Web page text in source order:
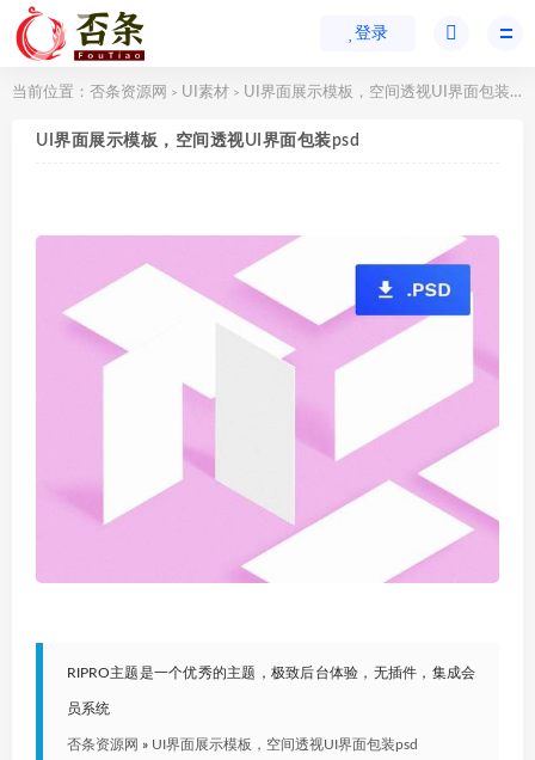
登录
当前位置： 否条资源网 > UI素材 > UI界面展示模板，空间透视UI界面包装psd
UI界面展示模板，空间透视UI界面包装psd
RIPRO主题是一个优秀的主题，极致后台体验，无插件，集成会
员系统
否条资源网 » UI界面展示模板，空间透视UI界面包装psd